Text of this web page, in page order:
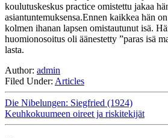
koulutuskeskus practice omistettu jakaa
asiantuntemuksensa.Ennen kaikkea hän
kolmen ihanan lapsen omistautunut isä.
huomionosoitus oli äänestetty ”paras isä
lasta.
Author: admin
Filed Under: Articles
Die Nibelungen: Siegfried (1924)
Keuhkokuumeen oireet ja riskitekijät